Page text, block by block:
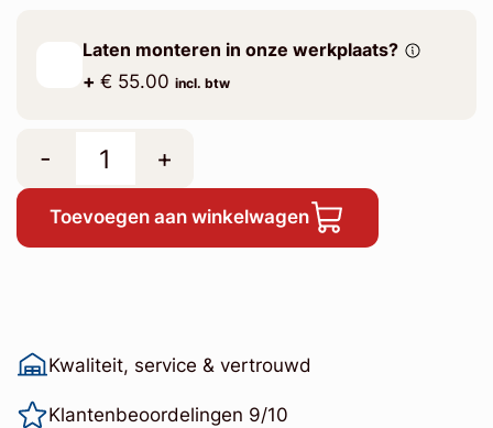
Laten monteren in onze werkplaats?
+ € 55.00 incl. btw
- +
Toevoegen aan winkelwagen
Kwaliteit, service & vertrouwd
Klantenbeoordelingen 9/10